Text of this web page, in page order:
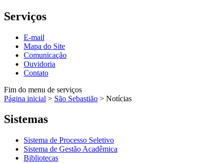
Serviços
E-mail
Mapa do Site
Comunicação
Ouvidoria
Contato
Fim do menu de serviços
Página inicial > São Sebastião > Notícias
Sistemas
Sistema de Processo Seletivo
Sistema de Gestão Acadêmica
Bibliotecas